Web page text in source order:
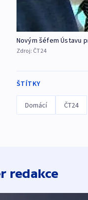
Novým šéfem Ústavu
Zdroj: ČT24
ŠTÍTKY
Domácí ČT24
redakce